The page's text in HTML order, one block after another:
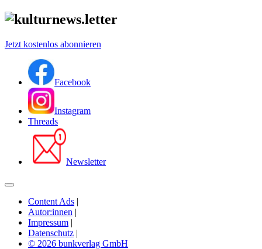
Jetzt kostenlos abonnieren
Facebook
Instagram
Threads
Newsletter
Content Ads |
Autor:innen |
Impressum |
Datenschutz |
© 2026 bunkverlag GmbH